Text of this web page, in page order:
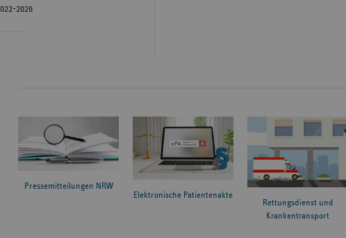
2026
Pressemitteilungen NRW
Elektronische Patientenakte
Rettungsdienst und
Krankentransport